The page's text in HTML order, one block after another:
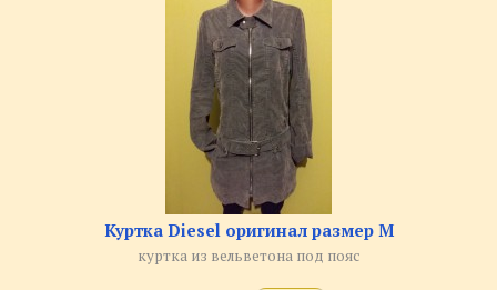
Куртка Diesel оригинал размер M
куртка из вельветона под пояс